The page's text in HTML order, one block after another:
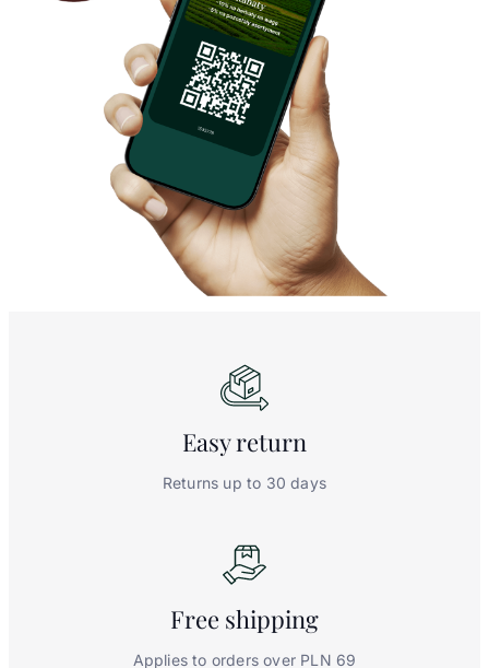
Easyreturn
Returns up to 30 days
Free shipping
Applies to orders over PLN 69